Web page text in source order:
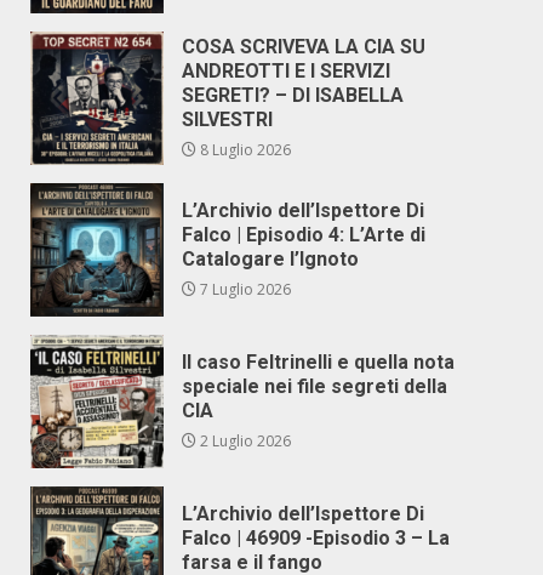
COSA SCRIVEVA LA CIA SU
ANDREOTTI E I SERVIZI
SEGRETI? – DI ISABELLA
SILVESTRI
8 Luglio 2026
L’Archivio dell’Ispettore Di
Falco | Episodio 4: L’Arte di
Catalogare l’Ignoto
7 Luglio 2026
Il caso Feltrinelli e quella nota
speciale nei file segreti della
CIA
2 Luglio 2026
L’Archivio dell’Ispettore Di
Falco | 46909 -Episodio 3 – La
farsa e il fango